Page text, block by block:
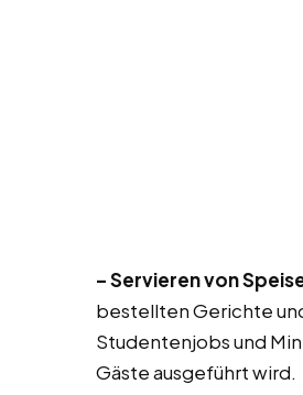
– Servieren von
bestellten Gerichte
Studentenjobs und
Gäste ausgeführt wird.